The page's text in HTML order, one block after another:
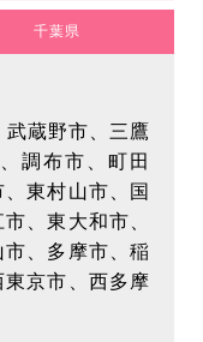
のため
善のため
履歴の取得及
業者が提供する
において行動
千葉県
武蔵野市、三鷹
調布市、町田
東村山市、国
、東大和市、
、多摩市、稲
京市、西多摩